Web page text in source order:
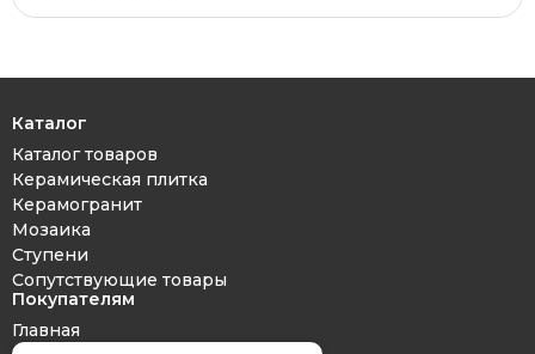
Каталог
Каталог товаров
Керамическая плитка
Керамогранит
Мозаика
Ступени
Сопутствующие товары
Покупателям
Главная